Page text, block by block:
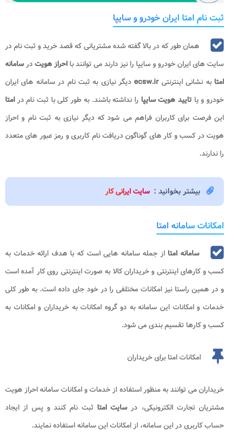
ثبت نام امتا ایران خودرو و سایپا
همان طور که در بالا گفته شده مشتریانی که قصد خرید و ثبت نام در
سایت های ایران خودرو و سایپا را نیز دارند می توانند با احراز هویتدرسامانه
امتا به نشانی اینترنتی ecsw.ir
دیگر نیازی به ثبت نام در سامانه های ایران
خودرو و یاتایید هویت سایپا را نداشته باشند. به طور کلی با ثبت نام در امتا
این فرصت برای کاربران فراهم می شود که دیگر نیازی به ثبت نام و احراز
هویت در کسب و کار های گوناگون دریافت نام کاربری و رمز عبور های متعدد
را ندارند.
بیشتر بخوانید : سایت ایرانی کار
امکانات سامانه امتا
سامانه امتااز جمله سامانه هایی است که با هدف ارائه خدمات به
کسب و کارهای اینترنتی و خریداران کالا به صورت اینترنتی روی کار آمده است
و در همین راستا نیز امکانات مختلفی را در خود جای داده است. به طور کلی
خدمات و امکانات این سامانه به دو گروه امکانات به خریداران و امکانات به
کسب و کارها تقسیم بندی می شود.
امکانات امتا برای خریداران
خریداران می توانند به منظور استفاده از خدمات و امکانات سامانه احراز هویت
مشتریان تجارت الکترونیکی، درسایت امتا ثبت نام کنند و پس از ایجاد
حساب کاربری در این سامانه، از امکانات این سامانه استفاده نمایند.